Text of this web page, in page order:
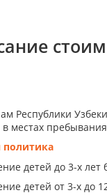
Республики
местах
политика
детей до 3-х лет
детей от 3-х до